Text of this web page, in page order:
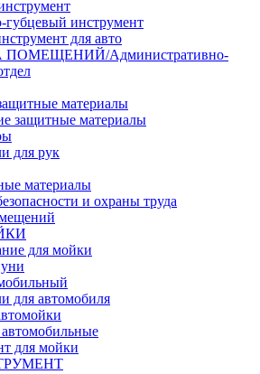
инструмент
для авто
Административно-
материалы
защитные материалы
для рук
материалы
и охраны труда
для мойки
для автомобиля
для мойки